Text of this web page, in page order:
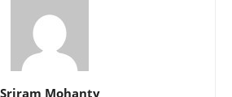
Sriram Mohanty